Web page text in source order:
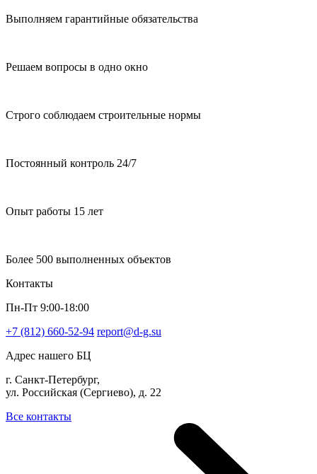
Выполняем гарантийные обязательства
Решаем вопросы в одно окно
Строго соблюдаем строительные нормы
Постоянный контроль 24/7
Опыт работы 15 лет
Более 500 выполненных объектов
Контакты
Пн-Пт 9:00-18:00
+7 (812) 660-52-94 report@d-g.su
Адрес нашего БЦ
г. Санкт-Петербург,
ул. Российская (Сергиево), д. 22
Все контакты